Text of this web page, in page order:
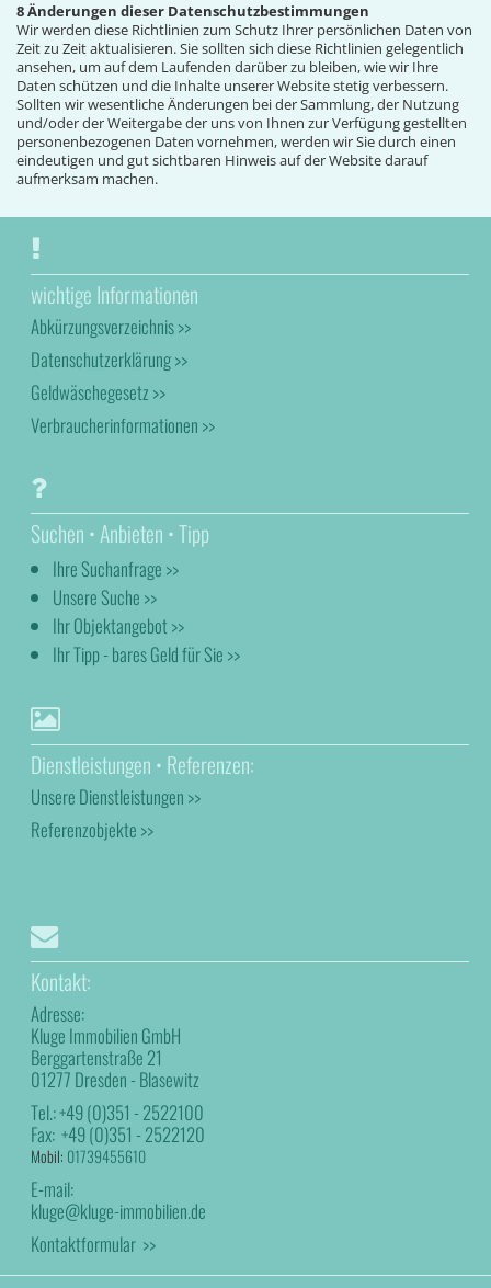
8 Änderungen dieser Datenschutzbestimmungen
Wir werden diese Richtlinien zum Schutz Ihrer persönlichen Daten von
Zeit zu Zeit aktualisieren. Sie sollten sich diese Richtlinien gelegentlich
ansehen, um auf dem Laufenden darüber zu bleiben, wie wir Ihre
Daten schützen und die Inhalte unserer Website stetig verbessern.
Sollten wir wesentliche Änderungen bei der Sammlung, der Nutzung
und/oder der Weitergabe der uns von Ihnen zur Verfügung gestellten
personenbezogenen Daten vornehmen, werden wir Sie durch einen
eindeutigen und gut sichtbaren Hinweis auf der Website darauf
aufmerksam machen.
wichtige Informationen
Abkürzungsverzeichnis >>
Datenschutzerklärung >>
Geldwäschegesetz >>
Verbraucherinformationen >>
Suchen • Anbieten • Tipp
Ihre Suchanfrage >>
Unsere Suche >>
Ihr Objektangebot >>
Ihr Tipp - bares Geld für Sie >>
Dienstleistungen • Referenzen:
Unsere Dienstleistungen >>
Referenzobjekte >>
Kontakt:
Adresse:
Kluge Immobilien GmbH
Berggartenstraße 21
01277 Dresden - Blasewitz
Tel.:+49 (0)351 - 2522100
Fax:+49 (0)351 - 2522120
Mobil: 01739455610
E-mail:
kluge@kluge-immobilien.de
Kontaktformular >>